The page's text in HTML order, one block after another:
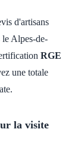
d'artisans
le Alpes-de-
RGE
une totale
la visite